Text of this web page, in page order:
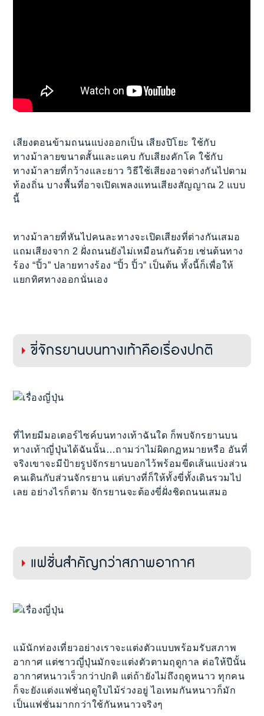
เสียงตอนข้ามถนนแบ่งออกเป็น เสียงปิโยะ ใช้กับ
ทางม้าลายขนาดสั้นและแคบ กับเสียงคักโค ใช้กับ
ทางม้าลายที่กว้างและยาว วิธีใช้เสียงอาจต่างกันไปตาม
ท้องถิ่น บางพื้นที่อาจเปิดเพลงแทนเสียงสัญญาณ 2 แบบ
นี้
ทางม้าลายที่หันไปคนละทางจะเปิดเสียงที่ต่างกันเสมอ
แถมเสียงจาก 2 ฝั่งถนนยังไม่เหมือนกันด้วย เช่นต้นทาง
ร้อง “ปิ้ว” ปลายทางร้อง “ปิ้ว ปิ้ว” เป็นต้น ทั้งนี้ก็เพื่อให้
แยกทิศทางออกนั่นเอง
ขี่จักรยานบนทางเท้าคือเรื่องปกติ
ที่ไทยมีมอเตอร์ไซค์บนทางเท้าฉันใด ก็พบจักรยานบน
ทางเท้าญี่ปุ่นได้ฉันนั้น…ถามว่าไม่ผิดกฏหมายหรือ อันที่
จริงเขาจะมีป้ายรูปจักรยานบอกไว้พร้อมขีดเส้นแบ่งส่วน
คนเดินกับส่วนจักรยาน แต่บางที่ก็ให้ทั้งขี่ทั้งเดินรวมไป
เลย อย่างไรก็ตาม จักรยานจะต้องขี่ฝั่งชิดถนนเสมอ
แฟชั่นสำคัญกว่าสภาพอากาศ
แม้นักท่องเที่ยวอย่างเราจะแต่งตัวแบบพร้อมรับสภาพ
อากาศ แต่ชาวญี่ปุ่นมักจะแต่งตัวตามฤดูกาล ต่อให้ปีนั้น
อากาศหนาวเร็วกว่าปกติ แต่ถ้ายังไม่ถึงฤดูหนาว ทุกคน
ก็จะยังแต่งแฟชั่นฤดูใบไม้ร่วงอยู่ ไอเทมกันหนาวก็มัก
เป็นแฟชั่นมากกว่าใช้กันหนาวจริงๆ